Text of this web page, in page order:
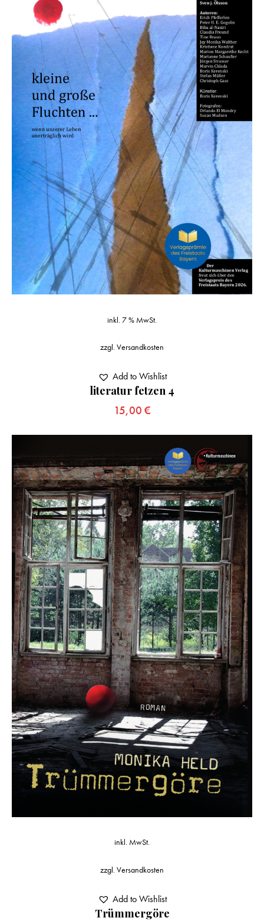
literatur fetzen 4
15,00 €
inkl. 7 % MwSt.
zzgl.Versandkosten
Add to Wishlist
Trümmergöre
inkl. MwSt.
zzgl.Versandkosten
Add to Wishlist